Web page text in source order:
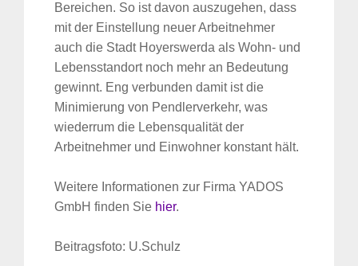
Bereichen. So ist davon auszugehen, dass
mit der Einstellung neuer Arbeitnehmer
auch die Stadt Hoyerswerda als Wohn- und
Lebensstandort noch mehr an Bedeutung
gewinnt. Eng verbunden damit ist die
Minimierung von Pendlerverkehr, was
wiederrum die Lebensqualität der
Arbeitnehmer und Einwohner konstant hält.
Weitere Informationen zur Firma YADOS
GmbH finden Sie hier.
Beitragsfoto: U.Schulz